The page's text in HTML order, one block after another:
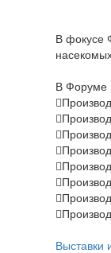
В фокусе
В Форуме
Выставки